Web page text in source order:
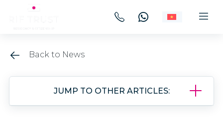
Back to News
JUMP TO OTHER ARTICLES: